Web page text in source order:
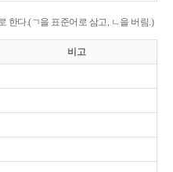
한다.(ㄱ을 표준어로 삼고, ㄴ을 버림.)
비고